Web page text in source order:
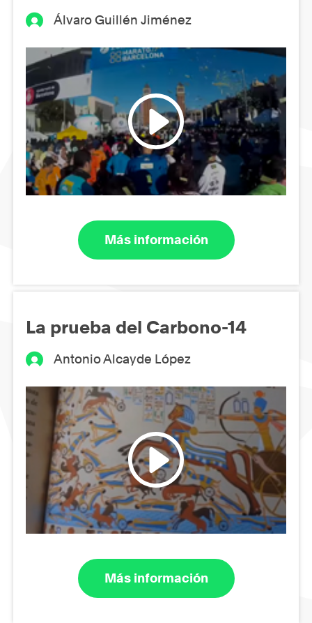
Álvaro Guillén Jiménez
Más información
La prueba del Carbono-14
Antonio Alcayde López
Más información